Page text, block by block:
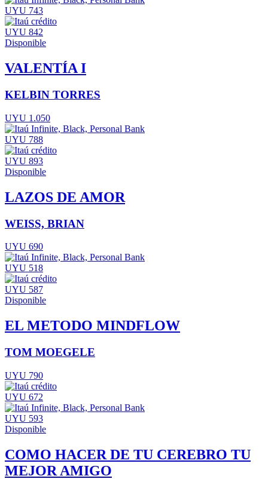
UYU 743
UYU 842
Disponible
VALENTÍA I
KELBIN TORRES
UYU 1.050
UYU 788
UYU 893
Disponible
LAZOS DE AMOR
WEISS, BRIAN
UYU 690
UYU 518
UYU 587
Disponible
EL METODO MINDFLOW
TOM MOEGELE
UYU 790
UYU 672
UYU 593
Disponible
COMO HACER DE TU CEREBRO TU
MEJOR AMIGO